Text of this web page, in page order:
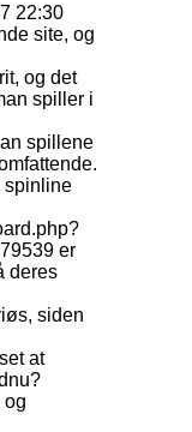
22:30
site, og
og det
spiller i
spillene
spinline
er
deres
siden
at
og